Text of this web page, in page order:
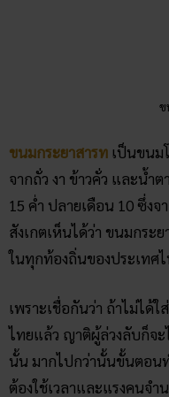
ข
ขนมกระยาสารท เป็นขนม
จากถั่ว งา ข้าวคั่ว และน้ำ
15 ค่ำ ปลายเดือน 10 ซึ่งจ
สังเกตเห็นได้ว่า ขนมกระ
ในทุกท้องถิ่นของประเทศไ
เพราะเชื่อกันว่า ถ้าไม่ได้
ไทยแล้ว ญาติผู้ล่วงลับก็จ
นั้น มากไปกว่านั้นขั้นตอน
ต้องใช้เวลาและแรงคนจ